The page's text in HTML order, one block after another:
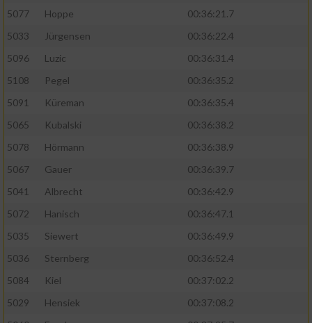
5077
Hoppe
00:36:21.7
5033
Jürgensen
00:36:22.4
5096
Luzic
00:36:31.4
5108
Pegel
00:36:35.2
5091
Küreman
00:36:35.4
5065
Kubalski
00:36:38.2
5078
Hörmann
00:36:38.9
5067
Gauer
00:36:39.7
5041
Albrecht
00:36:42.9
5072
Hanisch
00:36:47.1
5035
Siewert
00:36:49.9
5036
Sternberg
00:36:52.4
5084
Kiel
00:37:02.2
5029
Hensiek
00:37:08.2